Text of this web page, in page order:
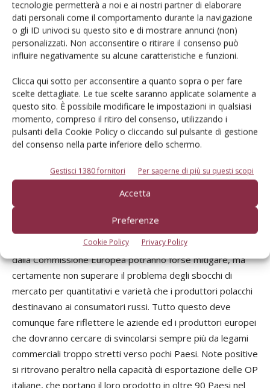
tecnologie permetterà a noi e ai nostri partner di elaborare
dati personali come il comportamento durante la navigazione
o gli ID univoci su questo sito e di mostrare annunci (non)
personalizzati. Non acconsentire o ritirare il consenso può
influire negativamente su alcune caratteristiche e funzioni.
Clicca qui sotto per acconsentire a quanto sopra o per fare
scelte dettagliate. Le tue scelte saranno applicate solamente a
questo sito. È possibile modificare le impostazioni in qualsiasi
momento, compreso il ritiro del consenso, utilizzando i
pulsanti della Cookie Policy o cliccando sul pulsante di gestione
del consenso nella parte inferiore dello schermo.
Gestisci 1380 fornitori Per saperne di più su questi scopi
Accetta
Preferenze
Cookie Policy Privacy Policy
frutta, con le mele, non fa eccezione. In questo contesto
l’Italia e la Comunità Europea avranno una produzione
“record”, così come gli USA, Paese che nel Medio Oriente e
in altri mercati asiatici compete con l’Italia. Nella Comunità
alta, a cui saranno indirizzati preferenzialmente i
consumatori tedeschi. E così avverrà in altri Paesi, come il
Regno Unito, dove la logica del “mercato locale”, slogan
adatto per produzioni di nicchia più che per salvaguardare
gli interessi di migliaia di aziende frutticole, non farà altro
che accrescere le difficoltà del sistema produttivo italiano,
per vocazione orientato all’esportazione. Da agosto la
Russia ha chiuso i propri confini alle mele europee, con
conseguenze negative dirette per la Polonia, tradizionale
Paese esportatore verso la Russia, ma con probabili
problemi indiretti anche per l’Italia. Gli interventi disposti
dalla Commissione Europea potranno forse mitigare, ma
certamente non superare il problema degli sbocchi di
mercato per quantitativi e varietà che i produttori polacchi
destinavano ai consumatori russi. Tutto questo deve
comunque fare riflettere le aziende ed i produttori europei
che dovranno cercare di svincolarsi sempre più da legami
commerciali troppo stretti verso pochi Paesi. Note positive
si ritrovano peraltro nella capacità di esportazione delle OP
italiane, che portano il loro prodotto in oltre 90 Paesi nel